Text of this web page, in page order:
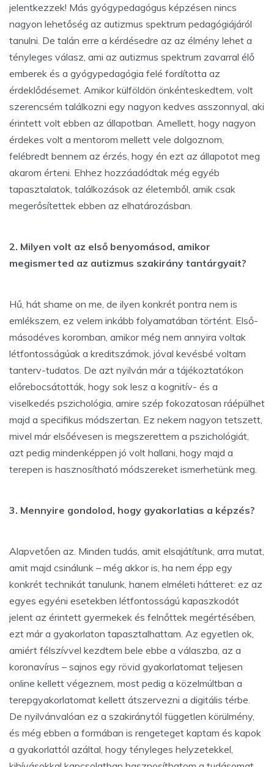
jelentkezzek! Más gyógypedagógus képzésen nincs
nagyon lehetőség az autizmus spektrum pedagógiájáról
tanulni. De talán erre a kérdésedre az az élmény lehet a
tényleges válasz, ami az autizmus spektrum zavarral élő
emberek és a gyógypedagógia felé fordította az
érdeklődésemet. Amikor külföldön önkénteskedtem, volt
szerencsém találkozni egy nagyon kedves asszonnyal, aki
érintett volt ebben az állapotban. Amellett, hogy nagyon
érdekes volt a mentorom mellett vele dolgoznom,
felébredt bennem az érzés, hogy én ezt az állapotot meg
akarom érteni. Ehhez hozzáadódtak még egyéb
tapasztalatok, találkozások az életemből, amik csak
megerősítettek ebben az elhatározásban.
2. Milyen volt az első benyomásod, amikor
megismerted az autizmus szakirány tantárgyait?
Hű, hát shame on me, de ilyen konkrét pontra nem is
emlékszem, ez velem inkább folyamatában történt. Első-
másodéves koromban, amikor még nem annyira voltak
létfontosságúak a kreditszámok, jóval kevésbé voltam
tanterv-tudatos. De azt nyilván már a tájékoztatókon
előrebocsátották, hogy sok lesz a kognitív- és a
viselkedés pszichológia, amire szép fokozatosan ráépülhet
majd a specifikus módszertan. Ez nekem nagyon tetszett,
mivel már elsőévesen is megszerettem a pszichológiát,
azt pedig mindenképpen jó volt hallani, hogy majd a
terepen is hasznosítható módszereket ismerhetünk meg.
3. Mennyire gondolod, hogy gyakorlatias a képzés?
Alapvetően az. Minden tudás, amit elsajátítunk, arra mutat,
amit majd csinálunk – még akkor is, ha nem épp egy
konkrét technikát tanulunk, hanem elméleti hátteret: ez az
egyes egyéni esetekben létfontosságú kapaszkodót
jelent az érintett gyermekek és felnőttek megértésében,
ezt már a gyakorlaton tapasztalhattam. Az egyetlen ok,
amiért félszívvel kezdtem bele ebbe a válaszba, az a
koronavírus – sajnos egy rövid gyakorlatomat teljesen
online kellett végeznem, most pedig a közelmúltban a
terepgyakorlatomat kellett átszervezni a digitális térbe.
De nyilvánvalóan ez a szakiránytól független körülmény,
és még ebben a formában is rengeteget kaptam és kapok
a gyakorlattól azáltal, hogy tényleges helyzetekkel,